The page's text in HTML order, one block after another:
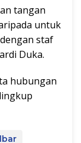
tangan
untuk
staf
Duka.
hubungan